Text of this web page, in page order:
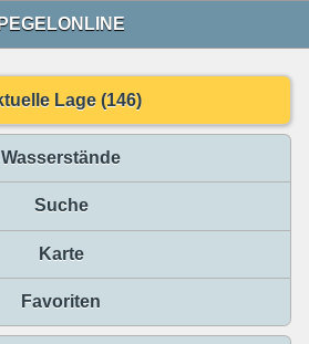
PEGELONLINE
Lage (146)
Wasserstände
Suche
Karte
Favoriten